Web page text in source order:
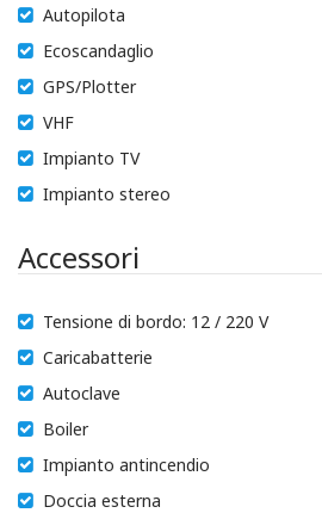
Autopilota
Ecoscandaglio
GPS/Plotter
VHF
Impianto TV
Impianto stereo
Accessori
Tensione di bordo: 12 / 220 V
Caricabatterie
Autoclave
Boiler
Impianto antincendio
Doccia esterna